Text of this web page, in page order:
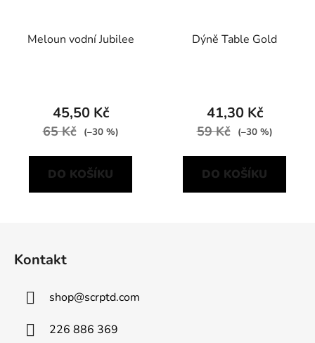
Meloun vodní Jubilee
45,50 Kč
65 Kč (–30 %)
DO KOŠÍKU
Dýně Table Gold
41,30 Kč
59 Kč (–30 %)
DO KOŠÍKU
Kontakt
shop@scrptd.com
226 886 369